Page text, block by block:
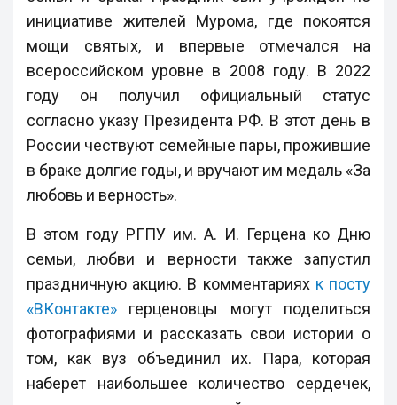
инициативе жителей Мурома, где покоятся
мощи святых, и впервые отмечался на
всероссийском уровне в 2008 году. В 2022
году он получил официальный статус
согласно указу Президента РФ. В этот день в
России чествуют семейные пары, прожившие
в браке долгие годы, и вручают им медаль «За
любовь и верность».
В этом году РГПУ им. А. И. Герцена ко Дню
семьи, любви и верности также запустил
праздничную акцию. В комментариях к посту
«ВКонтакте» герценовцы могут поделиться
фотографиями и рассказать свои истории о
том, как вуз объединил их. Пара, которая
наберет наибольшее количество сердечек,